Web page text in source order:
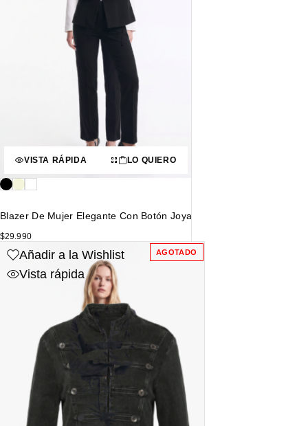
VISTA RÁPIDA LO QUIERO
Blazer De Mujer Elegante Con Botón Joya
$29.990
AGOTADO
Añadir a la Wishlist
Vista rápida